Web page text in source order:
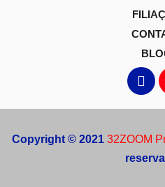
Copyright © 2021 32ZOOM